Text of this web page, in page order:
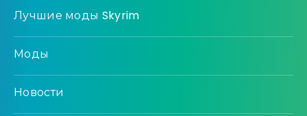
Лучшие моды Skyrim
Моды
Новости